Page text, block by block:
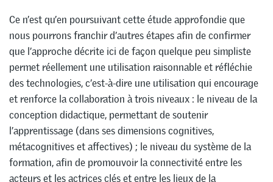
Ce n’est qu’en poursuivant cette étude approfondie que
nous pourrons franchir d’autres étapes afin de confirmer
que l’approche décrite ici de façon quelque peu simpliste
permet réellement une utilisation raisonnable et réfléchie
des technologies, c’est-à-dire une utilisation qui encourage
et renforce la collaboration à trois niveaux : le niveau de la
conception didactique, permettant de soutenir
l’apprentissage (dans ses dimensions cognitives,
métacognitives et affectives) ; le niveau du système de la
formation, afin de promouvoir la connectivité entre les
acteurs et les actrices clés et entre les lieux de la